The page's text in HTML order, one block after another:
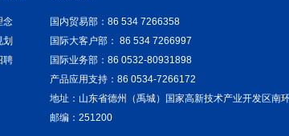
念
聘
国内贸易部：86 534 7266358
国际大客户部： 86 534 7266997
国际业务部：86 0532-80931898
产品应用支持：86 0534-7266172
地址：山东省德州（禹城）国家高新技术产业开发区南
邮编：251200